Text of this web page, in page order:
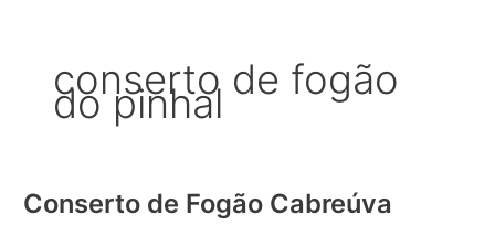
conserto de fogão
do pinhal
Conserto de Fogão Cabreúva